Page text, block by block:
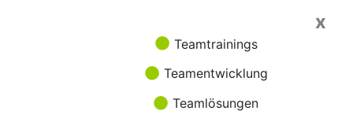
x
Teamtrainings
Teamentwicklung
Teamlösungen